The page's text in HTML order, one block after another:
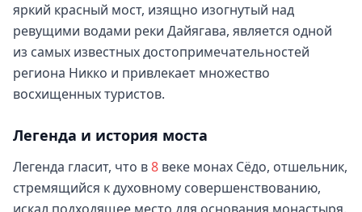
яркий красный мост, изящно изогнутый над
ревущими водами реки Дайягава, является одной
из самых известных достопримечательностей
региона Никко и привлекает множество
восхищенных туристов.
Легенда и история моста
Легенда гласит, что в8 веке монах Сёдо, отшельник,
стремящийся к духовному совершенствованию,